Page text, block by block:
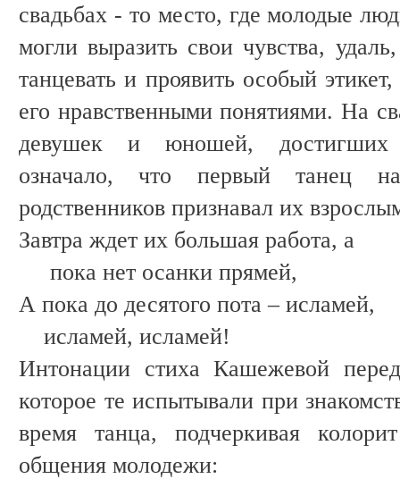
свадьбах - то место, где молодые
могли выразить свои чувства,
танцевать и проявить особый
его нравственными понятиями. На
девушек и юношей, достигших
означало, что первый танец
родственников признавал их
Завтра ждет их большая работа, а
пока нет осанки прямей,
А пока до десятого пота – исламей,
исламей, исламей!
Интонации стиха Кашежевой
которое те испытывали при
время танца, подчеркивая
общения молодежи: